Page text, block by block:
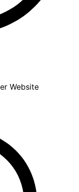
Website